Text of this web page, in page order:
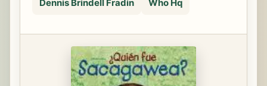
Dennis Brindell Fradin Who Hq